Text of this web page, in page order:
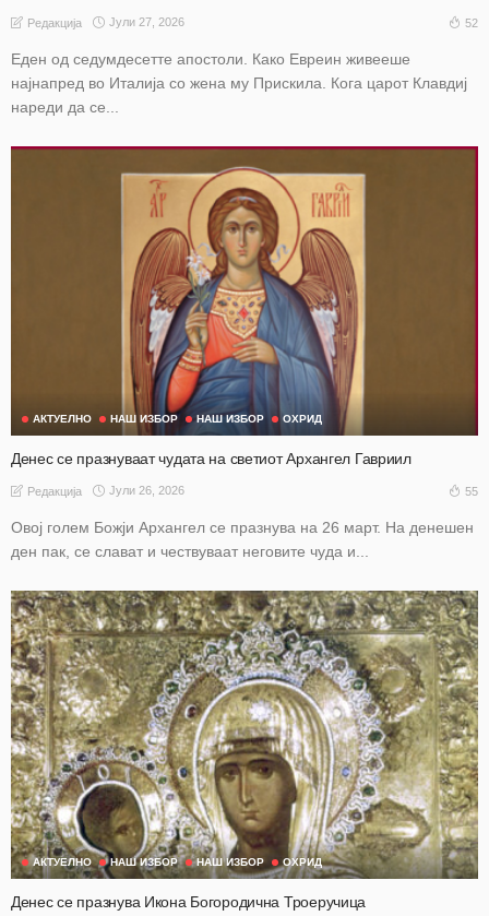
Редакција Јули 27, 2026 52
Еден од седумдесетте апостоли. Како Евреин живееше
најнапред во Италија со жена му Прискила. Кога царот Клавдиј
нареди да се...
АКТУЕЛНО НАШ ИЗБОР НАШ ИЗБОР ОХРИД
Денес се празнуваат чудата на светиот Архангел Гавриил
Редакција Јули 26, 2026 55
Овој голем Божји Архангел се празнува на 26 март. На денешен
ден пак, се слават и чествуваат неговите чуда и...
АКТУЕЛНО НАШ ИЗБОР НАШ ИЗБОР ОХРИД
Денес се празнува Икона Богородична Троеручица